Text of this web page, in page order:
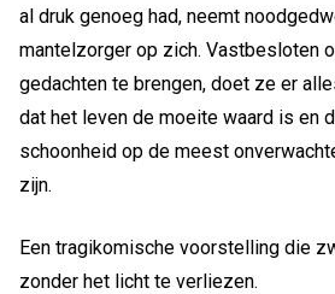
al druk genoeg had, neemt
mantelzorger op zich. Vastbesloten
gedachten te brengen, doet ze er
dat het leven de moeite waard is en
schoonheid op de meest
zijn.
Een tragikomische voorstelling die
zonder het licht te verliezen.